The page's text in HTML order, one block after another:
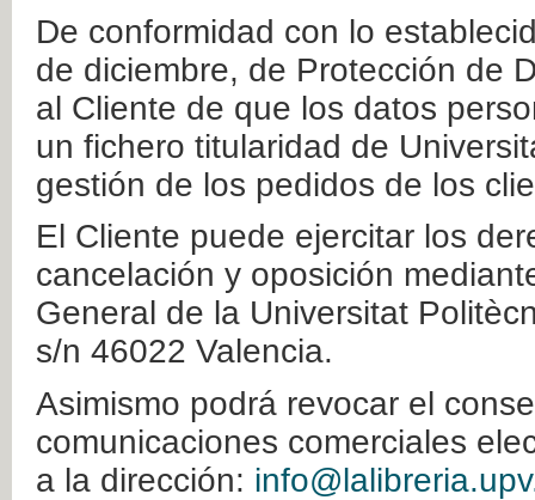
De conformidad con lo
de diciembre, de Protección de
al Cliente de que los datos
un fichero titularidad de
gestión de los pedidos de los
El Cliente puede ejercitar los
cancelación y oposición
General de la Universitat
s/n 46022 Valencia.
Asimismo podrá revocar el
comunicaciones comerciales
a la dirección: